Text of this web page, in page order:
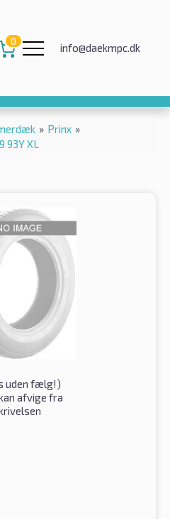
0
info@daekmpc.dk
» Prinx »
93Y XL
uden fælg!)
afvige fra